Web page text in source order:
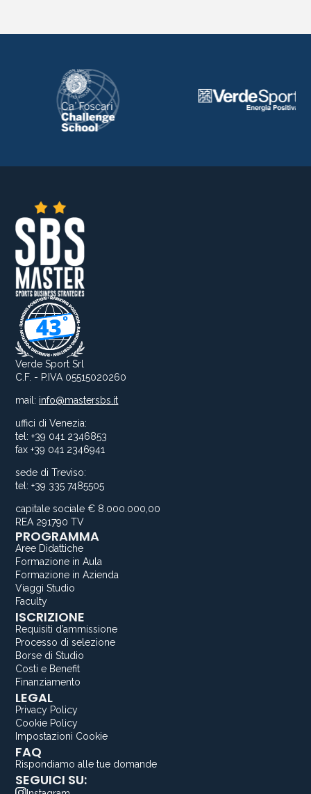
Verde Sport Srl
C.F. - P.IVA 05515020260
mail: info@mastersbs.it
uffici di Venezia:
tel: +39 041 2346853
fax +39 041 2346941
sede di Treviso:
tel: +39 335 7485505
capitale sociale € 8.000.000,00
REA 291790 TV
PROGRAMMA
Aree Didattiche
Formazione in Aula
Formazione in Azienda
Viaggi Studio
Faculty
ISCRIZIONE
Requisiti d’ammissione
Processo di selezione
Borse di Studio
Costi e Benefit
Finanziamento
LEGAL
Privacy Policy
Cookie Policy
Impostazioni Cookie
FAQ
Rispondiamo alle tue domande
SEGUICI SU: